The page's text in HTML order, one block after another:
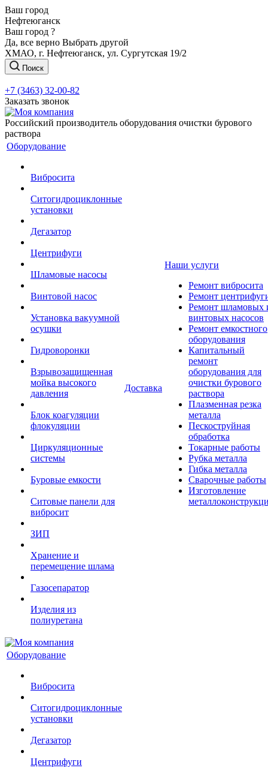
Ваш город
Нефтеюганск
Ваш город ?
Да, все верно Выбрать другой
ХМАО, г. Нефтеюганск, ул. Сургутская 19/2
Поиск
+7 (3463) 32-00-82
Заказать звонок
Российский производитель оборудования очистки бурового
раствора
Оборудование
Вибросита
Ситогидроциклонные
установки
Дегазатор
Центрифуги
Шламовые насосы
Винтовой насос
Установка вакуумной
осушки
Гидроворонки
Взрывозащищенная
мойка высокого
давления
Блок коагуляции
флокуляции
Циркуляционные
системы
Буровые емкости
Ситовые панели для
вибросит
ЗИП
Хранение и
перемещение шлама
Газосепаратор
Изделия из
полиуретана
Доставка
Наши услуги
Ремонт вибросита
Ремонт
Ремонт шламовых
винтовых насосов
Ремонт емкостного
оборудования
Капитальный
ремонт
оборудования для
очистки бурового
раствора
Плазменная резка
металла
Пескоструйная
обработка
Токарные работы
Рубка металла
Гибка металла
Сварочные работы
Изготовление
Оборудование
Вибросита
Ситогидроциклонные
установки
Дегазатор
Центрифуги